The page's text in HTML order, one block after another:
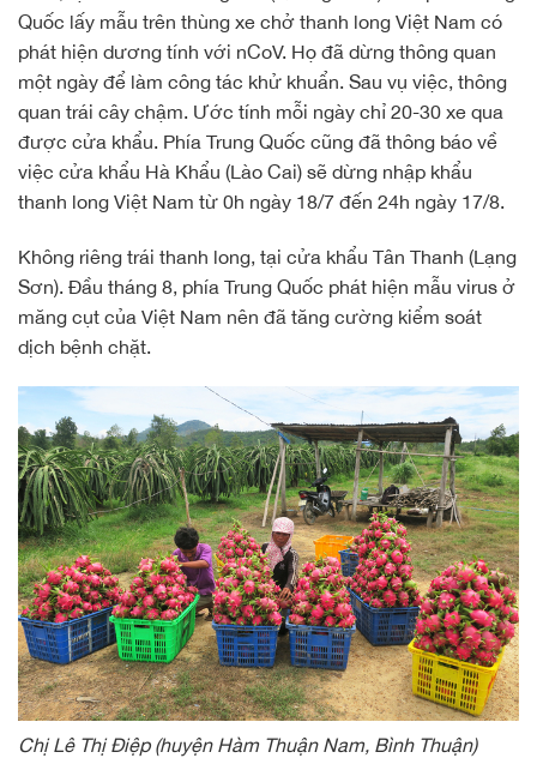
Quốc lấy mẫu trên thùng xe chở thanh long Việt Nam có
phát hiện dương tính với nCoV. Họ đã dừng thông quan
một ngày để làm công tác khử khuẩn. Sau vụ việc, thông
quan trái cây chậm. Ước tính mỗi ngày chỉ 20-30 xe qua
được cửa khẩu. Phía Trung Quốc cũng đã thông báo về
việc cửa khẩu Hà Khẩu (Lào Cai) sẽ dừng nhập khẩu
thanh long Việt Nam từ 0h ngày 18/7 đến 24h ngày 17/8.
Không riêng trái thanh long, tại cửa khẩu Tân Thanh (Lạng
Sơn). Đầu tháng 8, phía Trung Quốc phát hiện mẫu virus ở
măng cụt của Việt Nam nên đã tăng cường kiểm soát
dịch bệnh chặt.
Chị Lê Thị Điệp (huyện Hàm Thuận Nam, Bình Thuận)